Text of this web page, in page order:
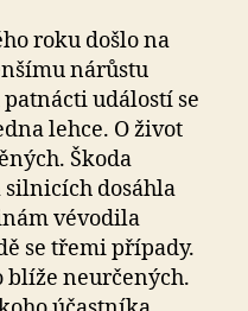
roku došlo na
nárůstu
událostí se
lehce. O život
Škoda
silnicích dosáhla
vévodila
se třemi případy.
blíže neurčených.